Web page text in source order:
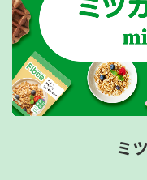
ミ